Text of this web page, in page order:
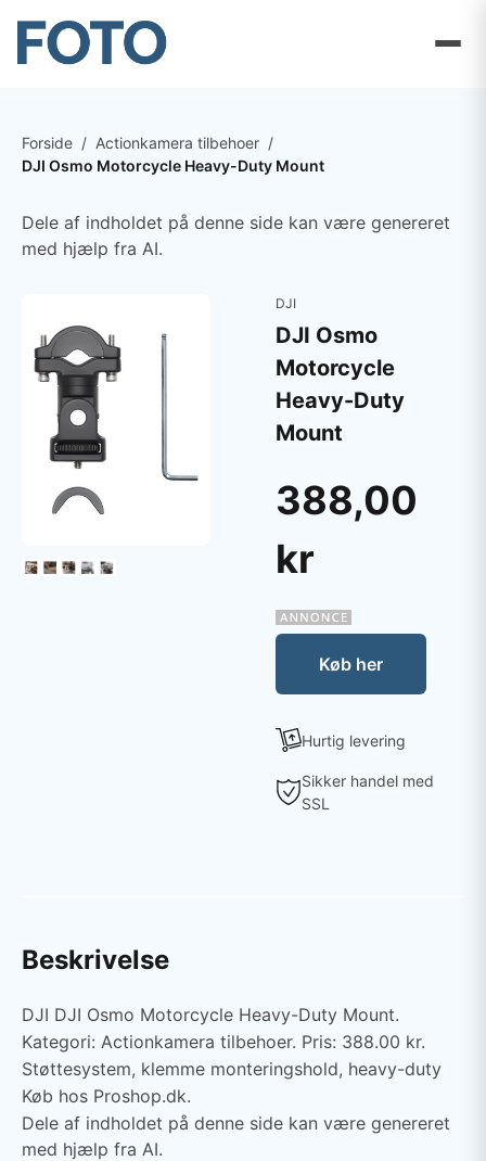
Forside / Actionkamera tilbehoer /
DJI Osmo Motorcycle Heavy-Duty Mount
Dele af indholdet på denne side kan være genereret
med hjælp fra AI.
DJI
DJI Osmo
Motorcycle
Heavy-Duty
Mount
388,00
kr
Køb her
Hurtig levering
Sikker handel med
SSL
Beskrivelse
DJI DJI Osmo Motorcycle Heavy-Duty Mount.
Kategori: Actionkamera tilbehoer. Pris: 388.00 kr.
Støttesystem, klemme monteringshold, heavy-duty
Køb hos Proshop.dk.
Dele af indholdet på denne side kan være genereret
med hjælp fra AI.